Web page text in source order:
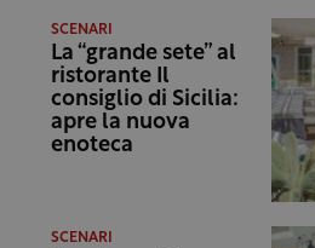
SCENARI
La “grande sete” al
ristorante Il
consiglio di Sicilia:
apre la nuova
enoteca
SCENARI